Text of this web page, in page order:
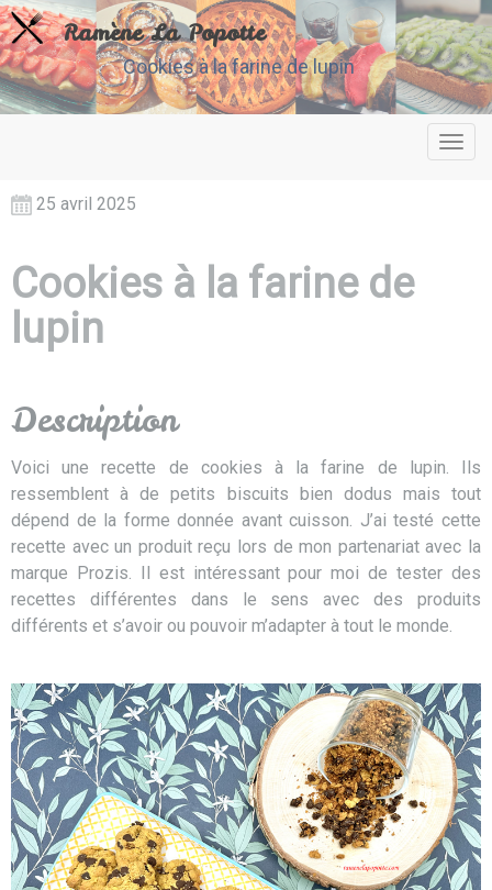
Ramène La Popotte
Cookies à la farine de lupin
25 avril 2025
Cookies à la farine de
lupin
Description
Voici une recette de cookies à la farine de lupin. Ils
ressemblent à de petits biscuits bien dodus mais tout
dépend de la forme donnée avant cuisson. J’ai testé cette
recette avec un produit reçu lors de mon partenariat avec la
marque Prozis. Il est intéressant pour moi de tester des
recettes différentes dans le sens avec des produits
différents et s’avoir ou pouvoir m’adapter à tout le monde.